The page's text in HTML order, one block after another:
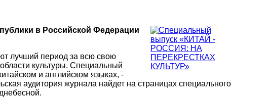
в Российской Федерации
лучший период за всю свою
культуры. Специальный
и английском языках, -
аудитория журнала найдет на страницах специального